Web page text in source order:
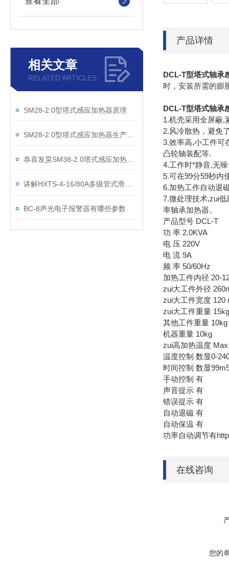
相关文章
RELATED ARTICLES
SM28-2.0型塔式感应加热器原理
BC-8声光电子报警器有哪些参数
产品详情
DCL-T型塔式轴承
时，安装所需的膨
DCL-T型塔式轴承
1.机壳采用全屏蔽,
2.风冷散热，避免
3.效率高,小工件可
凸轮轴装配等.
4.工作时*静音,无
5.可在99分59秒内
6.加热工作自动退
7.微处理技术,zui
率轴承加热器。
产品型号 DCL-T
功 率 2.0KVA
电 压 220V
电 流 9A
频 率 50/60Hz
加热工件内径 20-
zui大工件外径
zui大工件宽度 120
zui大工件重量 15kg
其他工件重量 10kg
机器重量 10kg
zui高加热温度
温度控制 数显0-
时间控制 数显
手动控制 有
声音提示 有
错误提示 有
自动退磁 有
自动保温 有
功率自动调节有
在线咨询
您的